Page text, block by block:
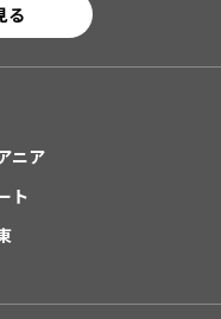
る
ニア
ト